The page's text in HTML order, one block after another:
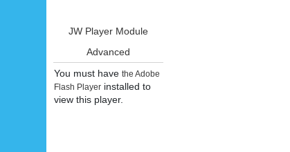
JW Player Module
Advanced
You must havethe Adobe
Flash Player installed to
view this player.